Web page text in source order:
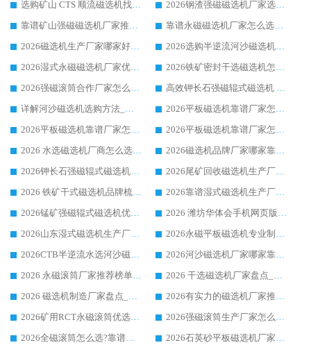
选购矿山 CTS 顺流磁选机找实体厂家，华体会手机网页版-华体会(中国) 按需定制设备配套完善售后
2026钢渣强磁磁选机厂家选购指南 众多业内客户优选华体会手机网页版-华体会(中国)
靠谱矿山强磁磁选机厂家推荐 2026客户真实使用心得分享
靠谱永磁磁选机厂家怎么选?福建客户真实体验分享华体会手机网页版-华体会(中国) 品牌
2026磁选机生产厂家哪家好?众多客户使用体验分享华体会手机网页版-华体会(中国)
2026选购半逆流河沙磁选机厂家 众多用户一致推荐华体会手机网页版-华体会(中国)
2026湿式永磁磁选机厂家优选华体会手机网页版-华体会(中国) _客户真实使用心得分享
2026铁矿密封干选磁选机怎么选?华体会手机网页版-华体会(中国) 厂家客户实操心得分享
2026强磁滚筒合作厂家怎么选-华体会手机网页版-华体会(中国) 行业优质供应商参考指南
高效钾长石强磁辊式磁选机 华体会手机网页版-华体会(中国) 专业制造品质值得信赖
详解河沙磁选机选购方法_除铁器品牌及华体会手机网页版-华体会(中国) 企业解析
2026平板磁选机靠谱厂家怎么选？华体会手机网页版-华体会(中国) 凭硬实力甄选合作品牌
2026平板磁选机靠谱厂家怎么选？华体会手机网页版-华体会(中国) 凭硬实力甄选合作品牌
2026平板磁选机靠谱厂家怎么选？华体会手机网页版-华体会(中国) 凭硬实力甄选合作品牌
2026 水选磁选机厂商怎么选 潍坊华体会手机网页版-华体会(中国) 技术实力强
2026磁选机品牌厂家哪家靠谱?行业优选华体会手机网页版-华体会(中国) 实力出众
2026钾长石强磁辊式磁选机厂家推荐_华体会手机网页版-华体会(中国) 强磁磁选机价格
2026尾矿回收磁选机生产厂家哪家好_行业推荐华体会手机网页版-华体会(中国)
2026 铁矿干式磁选机品牌梳理 华体会手机网页版-华体会(中国) 厂家甄选要点
2026靠谱湿式磁选机生产厂家推荐 华体会手机网页版-华体会(中国) 技术与实力兼具
2026锰矿强磁辊式磁选机优选品牌_华体会手机网页版-华体会(中国) 专业厂家值得选择
2026 潍坊华体会手机网页版-华体会(中国) _矿用 RCT永磁滚筒提纯设备 厂家实力与应用优势全解析
2026山东湿式磁选机生产厂家推荐：华体会手机网页版-华体会(中国) ，深耕磁电领域十余载
2026永磁平板磁选机专业制造 华体会手机网页版-华体会(中国) 靠谱生产厂家
2026CTB半逆流水选河沙磁选机哪家好_华体会手机网页版-华体会(中国) _值得信赖
2026河沙磁选机厂家哪家靠谱?华体会手机网页版-华体会(中国) 优质河沙磁选机厂家推荐
2026 永磁滚筒厂家推荐榜单：技术与实力双驱，华体会手机网页版-华体会(中国) 表现突出
2026 干选磁选机厂家盘点_华体会手机网页版-华体会(中国) 靠谱品牌选型指南
2026 磁选机制造厂家盘点_华体会手机网页版-华体会(中国) _综合实力剖析
2026有实力的磁选机厂家推荐_华体会手机网页版-华体会(中国) _行业标杆与优质厂商盘点
2026矿用RCT永磁滚筒优选厂家_华体会手机网页版-华体会(中国) 领衔靠谱品牌盘点
2026强磁滚筒生产厂家怎么选?行业口碑推荐华体会手机网页版-华体会(中国)
2026全磁滚筒怎么选?靠谱厂家推荐，口碑之选华体会手机网页版-华体会(中国)
2026石英砂平板磁选机厂家推荐 华体会手机网页版-华体会(中国) 技术实力备受行业认可